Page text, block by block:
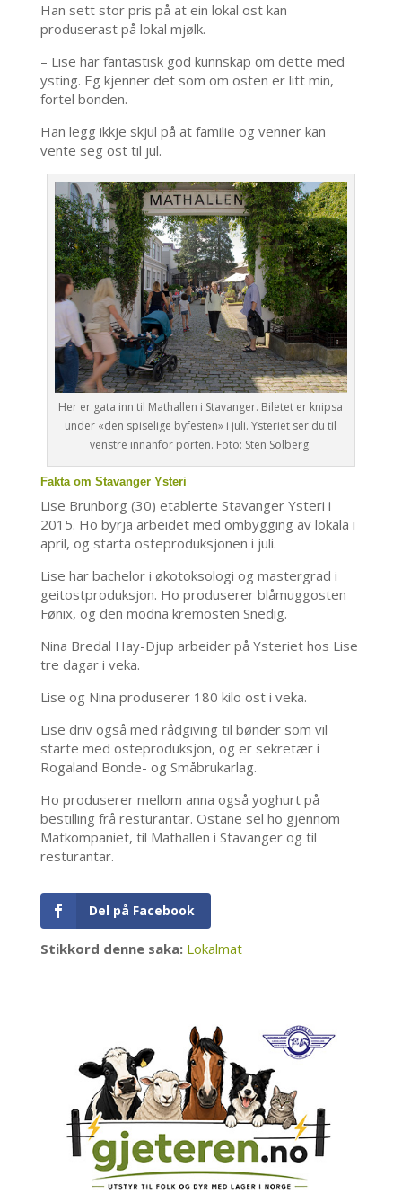
Han sett stor pris på at ein lokal ost kan
produserast på lokal mjølk.
– Lise har fantastisk god kunnskap om dette med
ysting. Eg kjenner det som om osten er litt min,
fortel bonden.
Han legg ikkje skjul på at familie og venner kan
vente seg ost til jul.
Her er gata inn til Mathallen i Stavanger. Biletet er knipsa
under «den spiselige byfesten» i juli. Ysteriet ser du til
venstre innanfor porten. Foto: Sten Solberg.
Fakta om Stavanger Ysteri
Lise Brunborg (30) etablerte Stavanger Ysteri i
2015. Ho byrja arbeidet med ombygging av lokala i
april, og starta osteproduksjonen i juli.
Lise har bachelor i økotoksologi og mastergrad i
geitostproduksjon. Ho produserer blåmuggosten
Fønix, og den modna kremosten Snedig.
Nina Bredal Hay-Djup arbeider på Ysteriet hos Lise
tre dagar i veka.
Lise og Nina produserer 180 kilo ost i veka.
Lise driv også med rådgiving til bønder som vil
starte med osteproduksjon, og er sekretær i
Rogaland Bonde- og Småbrukarlag.
Ho produserer mellom anna også yoghurt på
bestilling frå resturantar. Ostane sel ho gjennom
Matkompaniet, til Mathallen i Stavanger og til
resturantar.
Del på Facebook
Stikkord denne saka: Lokalmat